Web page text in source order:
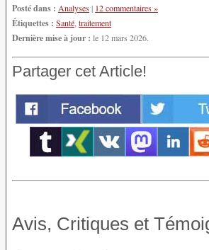
Posté dans : Analyses| 12 commentaires »
Étiquettes : Santé traitement
Dernière mise à jour : le 12 mars 2026.
Partager cet Article!
Avis, Critiques et